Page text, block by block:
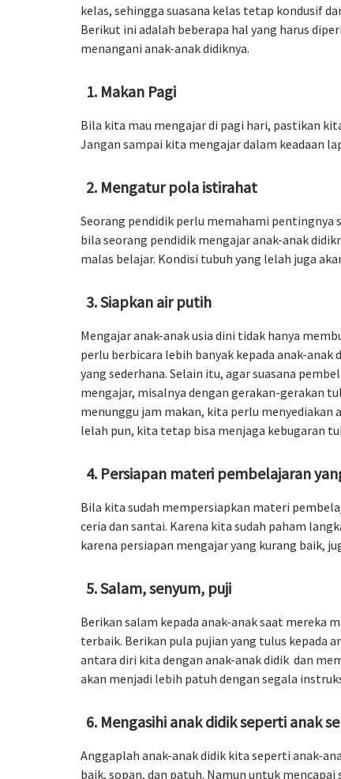
kelas, sehingga suasana kelas tetap kondusif
Berikut ini adalah beberapa hal yang harus
menangani anak-anak didiknya.
Makan Pagi
Bila kita mau mengajar di pagi hari, pastikan
Jangan sampai kita mengajar dalam keadaan
Mengatur pola istirahat
Seorang pendidik perlu memahami pentingnya
bila seorang pendidik mengajar anak-anak
malas belajar. Kondisi tubuh yang lelah juga
Siapkan air putih
Mengajar anak-anak usia dini tidak hanya
perlu berbicara lebih banyak kepada anak-
yang sederhana. Selain itu, agar suasana
mengajar, misalnya dengan gerakan-gerakan
menunggu jam makan, kita perlu
lelah pun, kita tetap bisa menjaga kebugaran
Persiapan materi pembelajaran
Bila kita sudah mempersiapkan materi
ceria dan santai. Karena kita sudah paham
karena persiapan mengajar yang kurang baik,
Salam, senyum, puji
Berikan salam kepada anak-anak saat mereka
terbaik. Berikan pula pujian yang tulus kepada
antara diri kita dengan anak-anak didik dan
akan menjadi lebih patuh dengan segala
Mengasihi anak didik seperti anak
Anggaplah anak-anak didik kita seperti anak-
baik, sopan, dan patuh. Namun untuk